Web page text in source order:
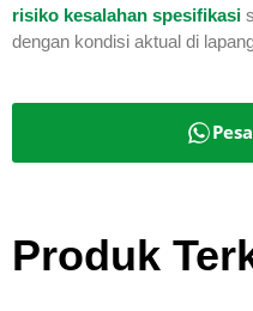
risiko kesalahan spesifikasi
dengan kondisi aktual di
Produk